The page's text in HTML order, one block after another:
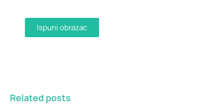
Ispuni obrazac
Related posts